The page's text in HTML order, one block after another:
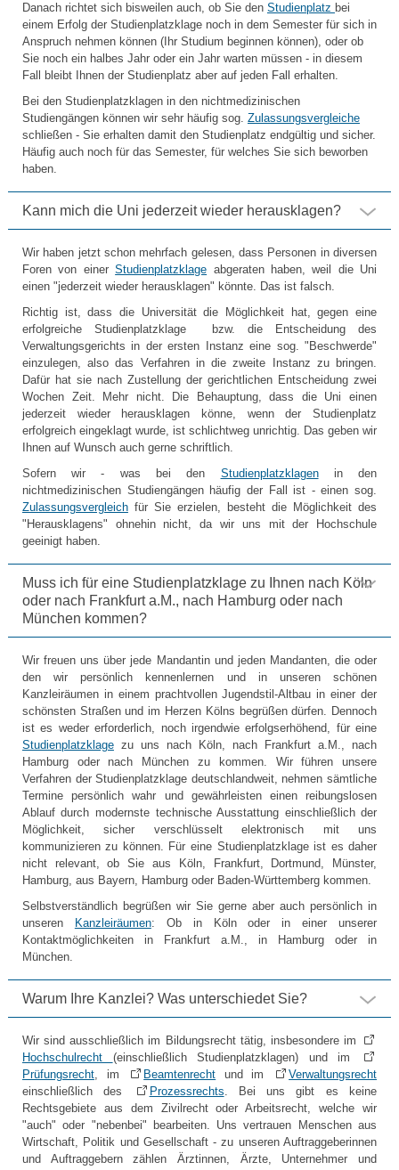
Danach richtet sich bisweilen auch, ob Sie den Studienplatz bei
einem Erfolg der Studienplatzklage noch in dem Semester für sich in
Anspruch nehmen können (Ihr Studium beginnen können), oder ob
Sie noch ein halbes Jahr oder ein Jahr warten müssen - in diesem
Fall bleibt Ihnen der Studienplatz aber auf jeden Fall erhalten.
Bei den Studienplatzklagen in den nichtmedizinischen
Studiengängen können wir sehr häufig sog. Zulassungsvergleiche
schließen - Sie erhalten damit den Studienplatz endgültig und sicher.
Häufig auch noch für das Semester, für welches Sie sich beworben
haben.
Kann mich die Uni jederzeit wieder herausklagen?
Wir haben jetzt schon mehrfach gelesen, dass Personen in diversen
Foren von einerStudienplatzklage abgeraten haben, weil die Uni
einen "jederzeit wieder herausklagen" könnte. Das ist falsch.
Richtig ist, dass die Universität die Möglichkeit hat, gegen eine
erfolgreiche Studienplatzklage bzw. die Entscheidung des
Verwaltungsgerichts in der ersten Instanz eine sog. "Beschwerde"
einzulegen, also das Verfahren in die zweite Instanz zu bringen.
Dafür hat sie nach Zustellung der gerichtlichen Entscheidung zwei
Wochen Zeit. Mehr nicht. Die Behauptung, dass die Uni einen
jederzeit wieder herausklagen könne, wenn der Studienplatz
erfolgreich eingeklagt wurde, ist schlichtweg unrichtig. Das geben wir
Ihnen auf Wunsch auch gerne schriftlich.
Sofern wir - was bei den Studienplatzklagenin den
nichtmedizinischen Studiengängen häufig der Fall ist - einen sog.
Zulassungsvergleichfür Sie erzielen, besteht die Möglichkeit des
"Herausklagens" ohnehin nicht, da wir uns mit der Hochschule
geeinigt haben.
Muss ich für eine Studienplatzklage zu Ihnen nach Köln
oder nach Frankfurt a.M., nach Hamburg oder nach
München kommen?
Wir freuen uns über jede Mandantin und jeden Mandanten, die oder
den wir persönlich kennenlernen und in unseren schönen
Kanzleiräumen in einem prachtvollen Jugendstil-Altbau in einer der
schönsten Straßen und im Herzen Kölns begrüßen dürfen. Dennoch
ist es weder erforderlich, noch irgendwie erfolgserhöhend, für eine
Studienplatzklagezu uns nach Köln, nach Frankfurt a.M., nach
Hamburg oder nach München zu kommen. Wir führen unsere
Verfahren der Studienplatzklage deutschlandweit, nehmen sämtliche
Termine persönlich wahr und gewährleisten einen reibungslosen
Ablauf durch modernste technische Ausstattung einschließlich der
Möglichkeit, sicher verschlüsselt elektronisch mit uns
kommunizieren zu können. Für eine Studienplatzklage ist es daher
nicht relevant, ob Sie aus Köln, Frankfurt, Dortmund, Münster,
Hamburg, aus Bayern, Hamburg oder Baden-Württemberg kommen.
Selbstverständlich begrüßen wir Sie gerne aber auch persönlich in
unseren
Kanzleiräumen: Ob in Köln oder in einer unserer
Kontaktmöglichkeiten in Frankfurt a.M., in Hamburg oder in
München.
Warum Ihre Kanzlei? Was unterschiedet Sie?
Wir sind ausschließlich im Bildungsrecht tätig, insbesondere im
Hochschulrecht (einschließlich Studienplatzklagen) und im
Prüfungsrecht, im Beamtenrecht und im
Verwaltungsrecht
einschließlich des
Prozessrechts. Bei uns gibt es keine
Rechtsgebiete aus dem Zivilrecht oder Arbeitsrecht, welche wir
"auch" oder "nebenbei" bearbeiten. Uns vertrauen Menschen aus
Wirtschaft, Politik und Gesellschaft - zu unseren Auftraggeberinnen
und Auftraggebern zählen Ärztinnen, Ärzte, Unternehmer und